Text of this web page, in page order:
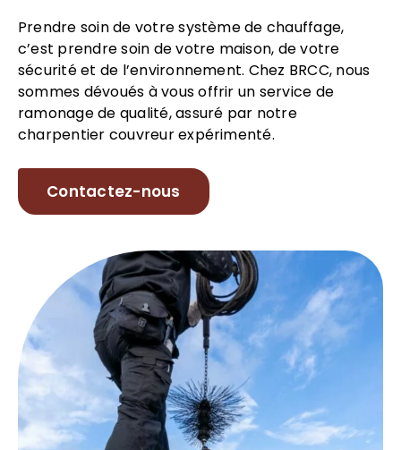
Prendre soin de votre système de chauffage,
c’est prendre soin de votre maison, de votre
sécurité et de l’environnement. Chez BRCC, nous
sommes dévoués à vous offrir un service de
ramonage de qualité, assuré par notre
charpentier couvreur expérimenté.
Contactez-nous